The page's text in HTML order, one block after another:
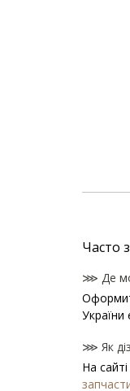
Часто
⋙ Де
України
⋙ Як
На